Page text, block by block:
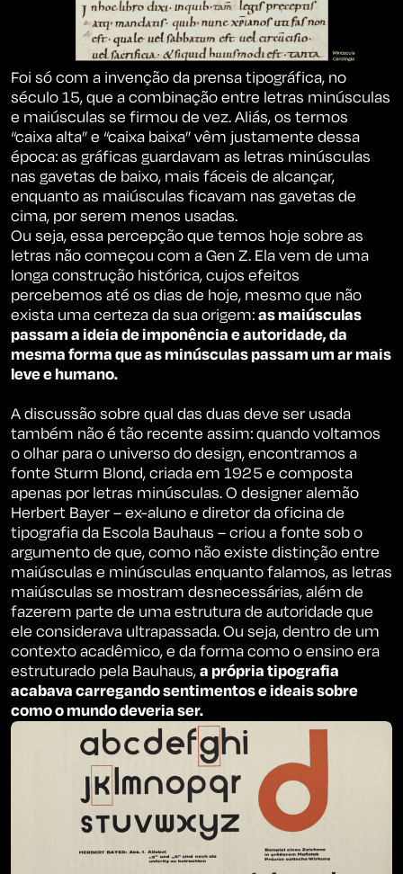
Foi só com a invenção da prensa tipográfica, no
século 15, que a combinação entre letras minúsculas
e maiúsculas se firmou de vez. Aliás, os termos
“caixa alta” e “caixa baixa” vêm justamente dessa
época: as gráficas guardavam as letras minúsculas
nas gavetas de baixo, mais fáceis de alcançar,
enquanto as maiúsculas ficavam nas gavetas de
cima, por serem menos usadas.
Ou seja, essa percepção que temos hoje sobre as
letras não começou com a Gen Z. Ela vem de uma
longa construção histórica, cujos efeitos
percebemos até os dias de hoje, mesmo que não
exista uma certeza da sua origem:as maiúsculas
passam a ideia de imponência e autoridade, da
mesma forma que as minúsculas passam um ar mais
leve e humano.
A discussão sobre qual das duas deve ser usada
também não é tão recente assim: quando voltamos
o olhar para o universo do design, encontramos a
fonte Sturm Blond, criada em 1925 e composta
apenas por letras minúsculas. O designer alemão
Herbert Bayer – ex-aluno e diretor da oficina de
tipografia da Escola Bauhaus – criou a fonte sob o
argumento de que, como não existe distinção entre
maiúsculas e minúsculas enquanto falamos, as letras
maiúsculas se mostram desnecessárias, além de
fazerem parte de uma estrutura de autoridade que
ele considerava ultrapassada. Ou seja, dentro de um
contexto acadêmico, e da forma como o ensino era
estruturado pela Bauhaus,a própria tipografia
acabava carregando sentimentos e ideais sobre
como o mundo deveria ser.